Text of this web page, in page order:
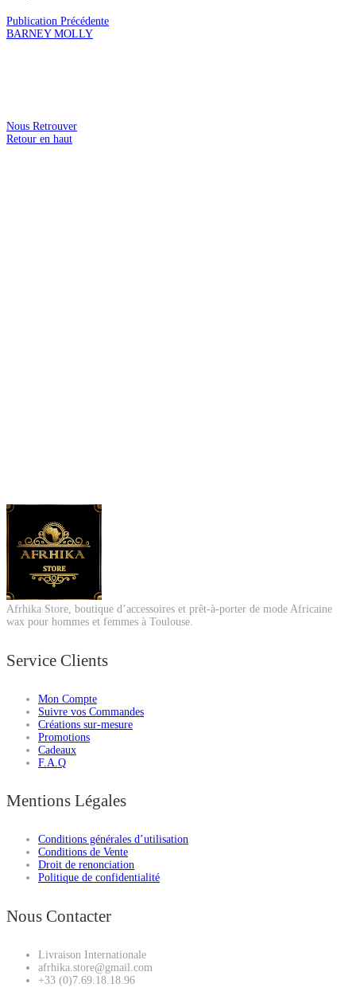
Publication Précédente
BARNEY MOLLY
Nous Retrouver
Retour en haut
Afrhika Store, boutique d’accessoires et prêt-à-porter de mode Africaine
wax pour hommes et femmes à Toulouse.
Service Clients
Mon Compte
Suivre vos Commandes
Créations sur-mesure
Promotions
Cadeaux
F.A.Q
Mentions Légales
Conditions générales d’utilisation
Conditions de Vente
Droit de renonciation
Politique de confidentialité
Nous Contacter
Livraison Internationale
afrhika.store@gmail.com
+33 (0)7.69.18.18.96